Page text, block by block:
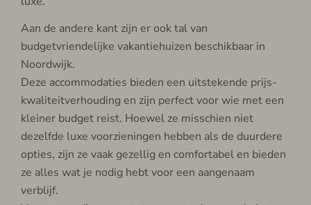
Aan de andere kant zijn er ook tal van
budgetvriendelijke vakantiehuizen beschikbaar in
Noordwijk.
Deze accommodaties bieden een uitstekende prijs-
kwaliteitverhouding en zijn perfect voor wie met een
kleiner budget reist. Hoewel ze misschien niet
dezelfde luxe voorzieningen hebben als de duurdere
opties, zijn ze vaak gezellig en comfortabel en bieden
ze alles wat je nodig hebt voor een aangenaam
verblijf.